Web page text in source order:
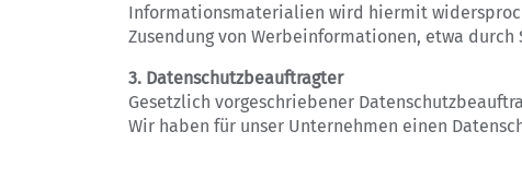
Informationsmaterialien wird hiermit
Zusendung von Werbeinformationen, etwa durch
3. Datenschutzbeauftragter
Gesetzlich vorgeschriebener
Wir haben für unser Unternehmen einen